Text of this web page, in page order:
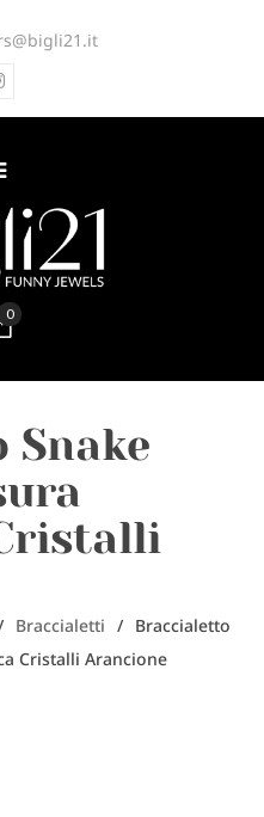
0
Snake
Braccialetti / Braccialetto
Cristalli Arancione